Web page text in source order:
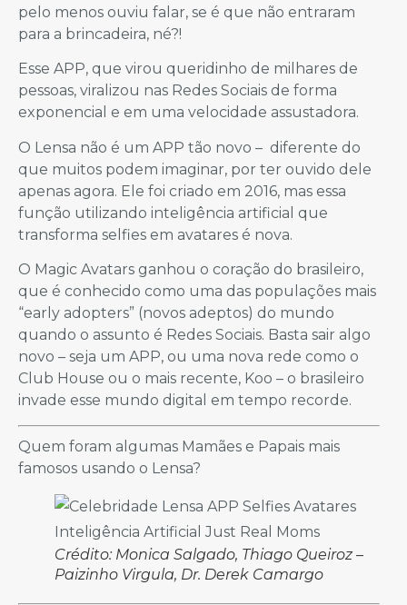
pelo menos ouviu falar, se é que não entraram
para a brincadeira, né?!
Esse APP, que virou queridinho de milhares de
pessoas, viralizou nas Redes Sociais de forma
exponencial e em uma velocidade assustadora.
O Lensa não é um APP tão novo – diferente do
que muitos podem imaginar, por ter ouvido dele
apenas agora. Ele foi criado em 2016, mas essa
função utilizando inteligência artificial que
transforma selfies em avatares é nova.
O Magic Avatars ganhou o coração do brasileiro,
que é conhecido como uma das populações mais
“early adopters” (novos adeptos) do mundo
quando o assunto é Redes Sociais. Basta sair algo
novo – seja um APP, ou uma nova rede como o
Club House ou o mais recente, Koo – o brasileiro
invade esse mundo digital em tempo recorde.
Quem foram algumas Mamães e Papais mais
famosos usando o Lensa?
Crédito: Monica Salgado, Thiago Queiroz –
Paizinho Virgula, Dr. Derek Camargo